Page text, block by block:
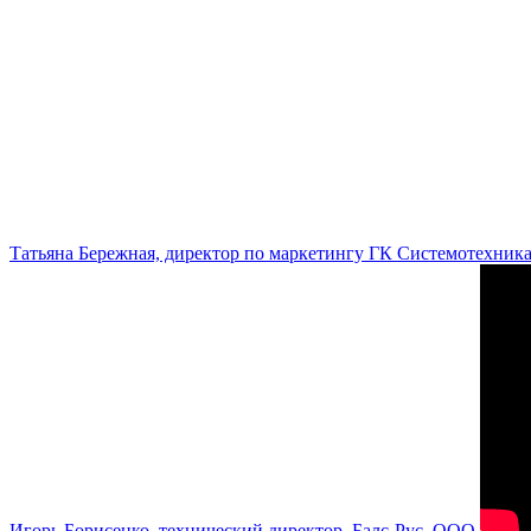
Татьяна Бережная, директор по маркетингу ГК Системотехника